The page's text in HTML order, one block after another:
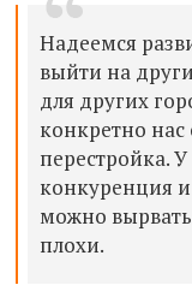
Надеемся
выйти на
для других
конкретно
перестройка.
конкуренция
можно
плохи.